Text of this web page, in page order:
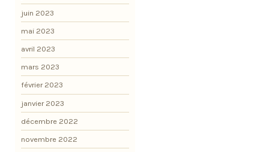
juin 2023
mai 2023
avril 2023
mars 2023
février 2023
janvier 2023
décembre 2022
novembre 2022